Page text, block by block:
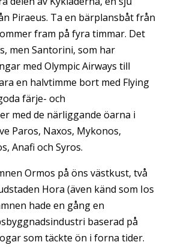
Piraeus. Ta en bärplansbåt från
fram på fyra timmar. Det
men Santorini, som har
med Olympic Airways till
en halvtimme bort med Flying
färje- och
med de närliggande öarna i
Paros, Naxos, Mykonos,
Anafi och Syros.
Ormos på öns västkust, två
Hora (även känd som Ios
hade en gång en
baserad på
som täckte ön i forna tider.